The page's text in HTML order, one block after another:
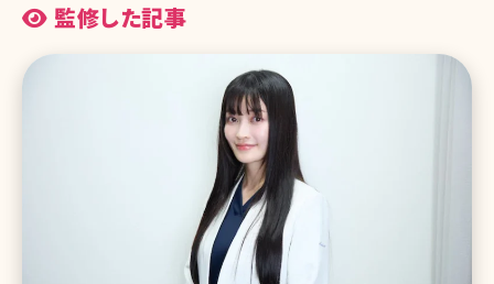
監修した記事